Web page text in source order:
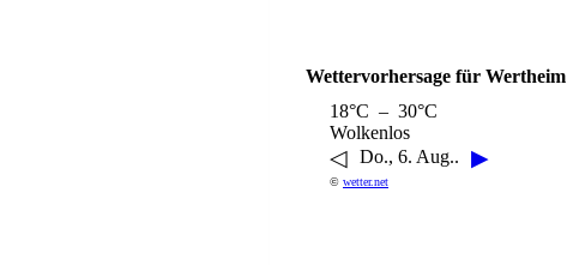
Wettervorhersage für Wertheim
18°C – 30°C
Wolkenlos
◁ Do., 6. Aug.. ▶
© wetter.net